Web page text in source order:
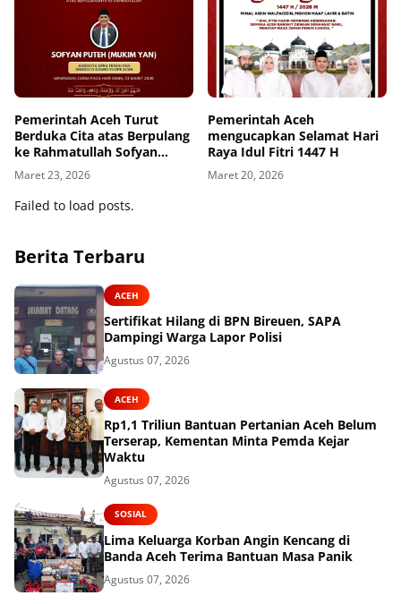
Pemerintah Aceh Turut
Berduka Cita atas Berpulang
ke Rahmatullah Sofyan
Puteh
Maret 23, 2026
Pemerintah Aceh
mengucapkan Selamat Hari
Raya Idul Fitri 1447 H
Maret 20, 2026
Failed to load posts.
Berita Terbaru
ACEH
Sertifikat Hilang di BPN Bireuen, SAPA
Dampingi Warga Lapor Polisi
Agustus 07, 2026
ACEH
Rp1,1 Triliun Bantuan Pertanian Aceh Belum
Terserap, Kementan Minta Pemda Kejar
Waktu
Agustus 07, 2026
SOSIAL
Lima Keluarga Korban Angin Kencang di
Banda Aceh Terima Bantuan Masa Panik
Agustus 07, 2026